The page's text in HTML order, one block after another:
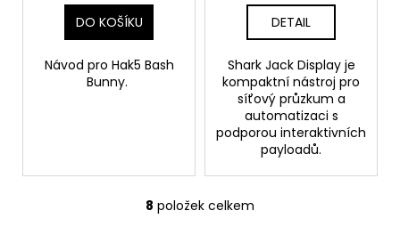
DO KOŠÍKU
Návod pro Hak5 Bash
Bunny.
DETAIL
Shark Jack Display je
kompaktní nástroj pro
síťový průzkum a
automatizaci s
podporou interaktivních
payloadů.
O
8 položek celkem